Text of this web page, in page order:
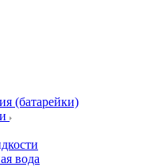
(батарейки)
вода